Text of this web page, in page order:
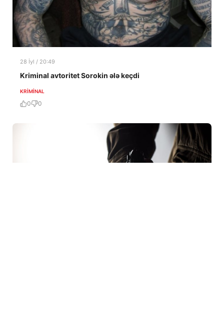
28 İyl / 20:49
Kriminal avtoritet Sorokin ələ keçdi
KRIMINAL
0 0